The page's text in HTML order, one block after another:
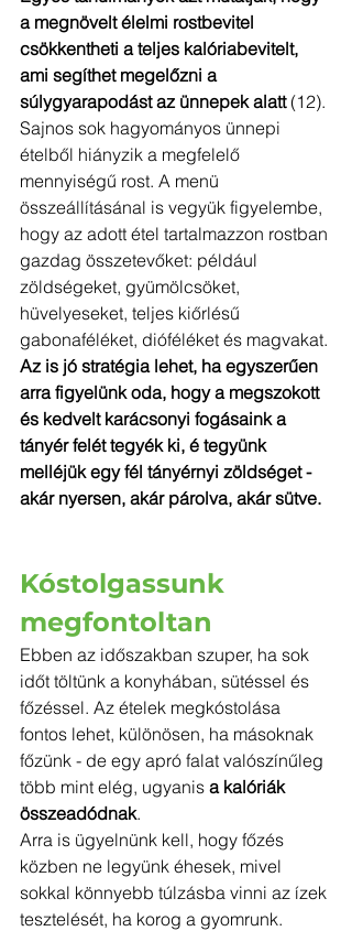
a megnövelt élelmi rostbevitel
csökkentheti a teljes kalóriabevitelt,
ami segíthet megelőzni a
súlygyarapodást az ünnepek alatt (12).
Sajnos sok hagyományos ünnepi
ételből hiányzik a megfelelő
mennyiségű rost. A menü
összeállításánal is vegyük figyelembe,
hogy az adott étel tartalmazzon rostban
gazdag összetevőket: például
zöldségeket, gyümölcsöket,
hüvelyeseket, teljes kiőrlésű
gabonaféléket, dióféléket és magvakat.
Az is jó stratégia lehet, ha egyszerűen
arra figyelünk oda, hogy a megszokott
és kedvelt karácsonyi fogásaink a
tányér felét tegyék ki, é tegyünk
melléjük egy fél tányérnyi zöldséget -
akár nyersen, akár párolva, akár sütve.
Kóstolgassunk
megfontoltan
Ebben az időszakban szuper, ha sok
időt töltünk a konyhában, sütéssel és
főzéssel. Az ételek megkóstolása
fontos lehet, különösen, ha másoknak
főzünk - de egy apró falat valószínűleg
több mint elég, ugyanis a kalóriák
összeadódnak.
Arra is ügyelnünk kell, hogy főzés
közben ne legyünk éhesek, mivel
sokkal könnyebb túlzásba vinni az ízek
tesztelését, ha korog a gyomrunk.